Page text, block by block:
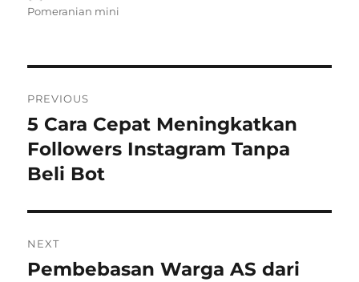
Pomeranian mini
pos
PREVIOUS
Previous
post:
5 Cara Cepat Meningkatkan
Followers Instagram Tanpa
Beli Bot
NEXT
Next
Pembebasan Warga AS dari